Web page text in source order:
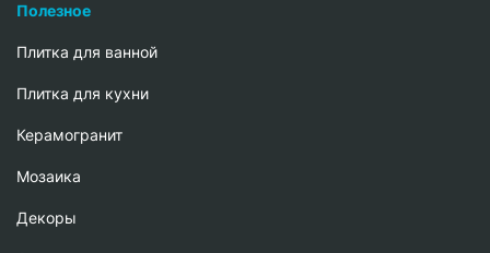
Полезное
Плитка для ванной
Плитка для кухни
Керамогранит
Мозаика
Декоры